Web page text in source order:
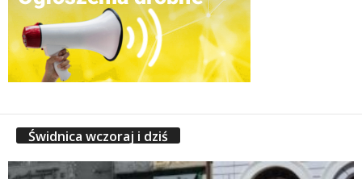
Świdnica wczoraj i dziś